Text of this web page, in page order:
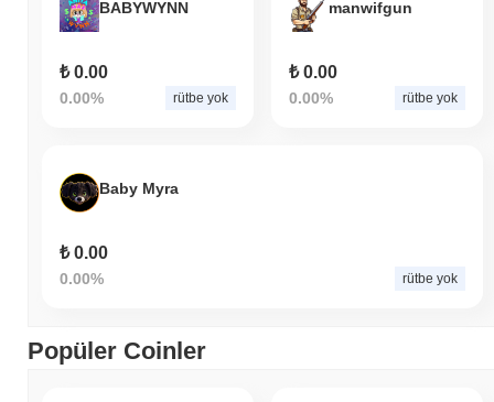
BABYWYNN
₺ 0.00
0.00% rütbe yok
manwifgun
₺ 0.00
0.00% rütbe yok
Baby Myra
₺ 0.00
0.00% rütbe yok
Popüler Coinler